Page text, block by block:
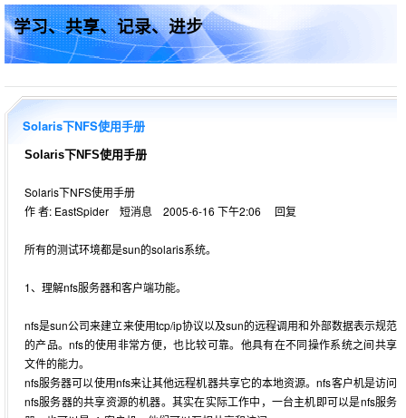
学习、共享、记录、进步
Solaris下NFS使用手册
Solaris下NFS使用手册
Solaris下NFS使用手册
作 者: EastSpider 短消息 2005-6-16 下午2:06 回复
所有的测试环境都是sun的solaris系统。
1、理解nfs服务器和客户端功能。
nfs是sun公司来建立来使用tcp/ip协议以及sun的远程调用和外部数据表示规范
的产品。nfs的使用非常方便，也比较可靠。他具有在不同操作系统之间共享
文件的能力。
nfs服务器可以使用nfs来让其他远程机器共享它的本地资源。nfs客户机是访问
nfs服务器的共享资源的机器。其实在实际工作中，一台主机即可以是nfs服务